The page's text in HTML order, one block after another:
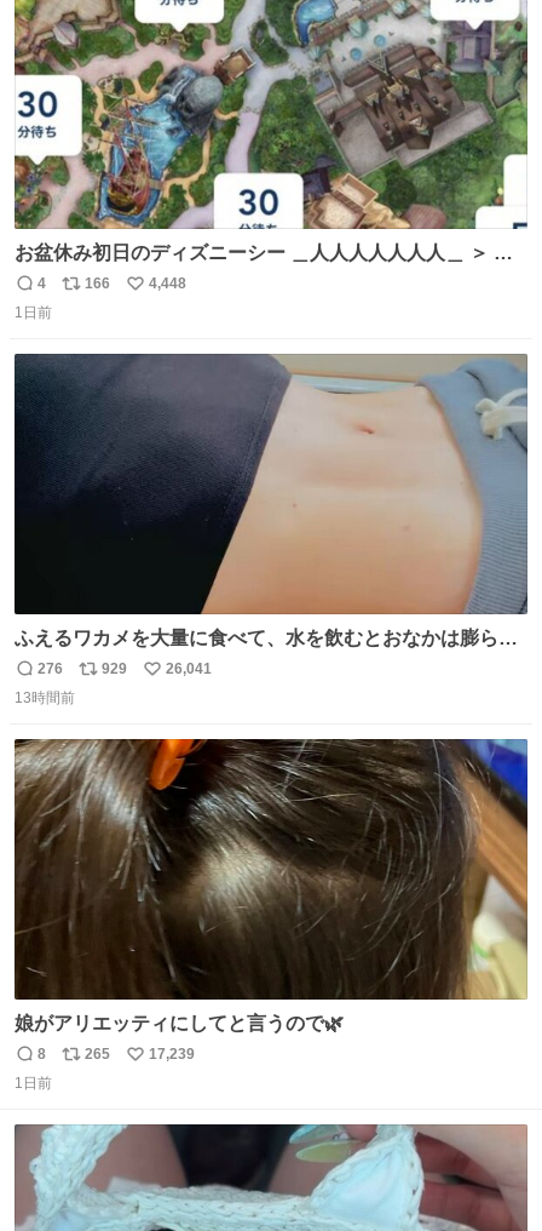
数
お盆休み初日のディズニーシー ＿人人人人人人人＿ ＞ 空
い て る！＜ ￣^Y^Y^Y^Y^ Y￣
返
信
4
リ
ト
166
い
4,448
1日前
ふえるワカメを大量に食べて、水を飲むとおなかは膨ら
む・・・・！？ ⚠️よい子は絶対マネしないでね⚠️ #夏休み
の自由研究
返
信
276
リ
ト
数
929
い
数
26,041
13時間前
娘がアリエッティにしてと言うので🌿
返
信
8
リ
ト
数
265
い
17,239
1日前